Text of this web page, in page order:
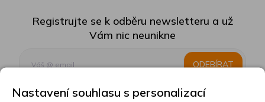
Registrujte se k odběru newsletteru a už
Vám nic neunikne
ODEBÍRAT
Nastavení souhlasu s personalizací